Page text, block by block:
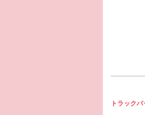
トラック